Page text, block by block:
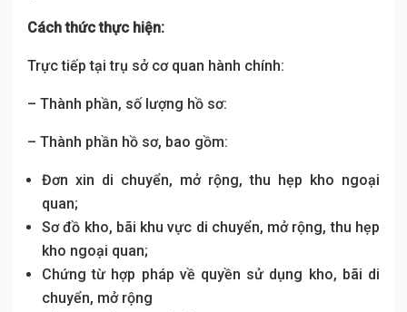
Cách thức thực hiện:
Trực tiếp tại trụ sở cơ quan hành chính:
– Thành phần, số lượng hồ sơ:
– Thành phần hồ sơ, bao gồm:
Đơn xin di chuyển, mở rộng, thu hẹp kho ngoại
quan;
Sơ đồ kho, bãi khu vực di chuyển, mở rộng, thu hẹp
kho ngoại quan;
Chứng từ hợp pháp về quyền sử dụng kho, bãi di
chuyển, mở rộng